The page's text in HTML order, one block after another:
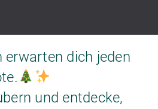
erwarten dich jeden
und entdecke,